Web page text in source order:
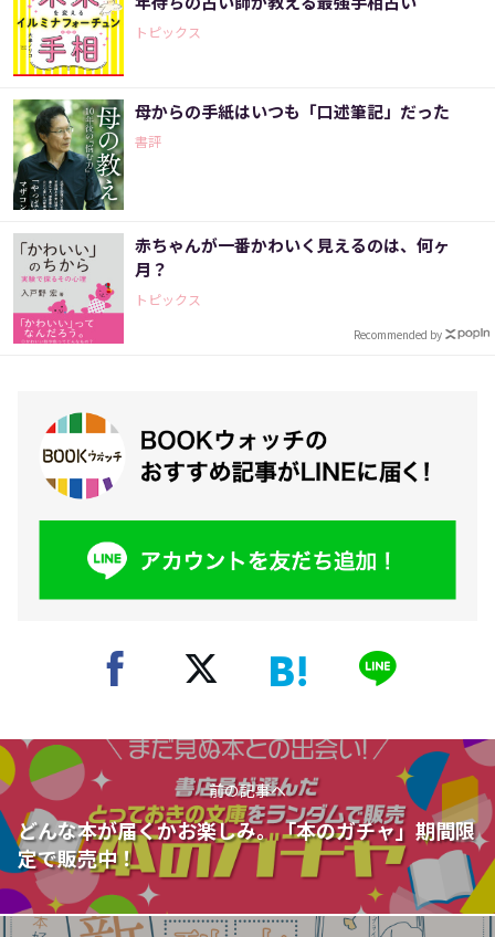
トピックス
母からの手紙はいつも「口述筆記」だった
書評
赤ちゃんが一番かわいく見えるのは、何ヶ
月？
トピックス
Recommended by
前の記事へ
どんな本が届くかお楽しみ。「本のガチャ」期間限
定で販売中！